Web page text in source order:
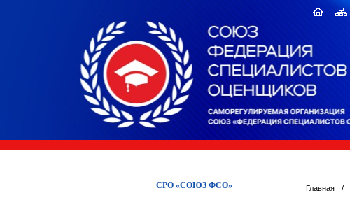
СРО «СОЮЗ ФСО» Главная /